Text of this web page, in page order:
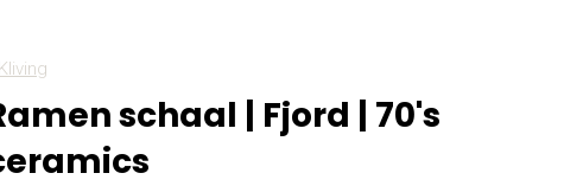
schaal | Fjord | 70's